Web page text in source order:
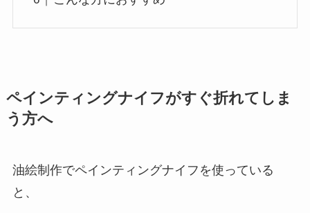
ペインティングナイフがすぐ折れてしま
う方へ
油絵制作でペインティングナイフを使っている
と、